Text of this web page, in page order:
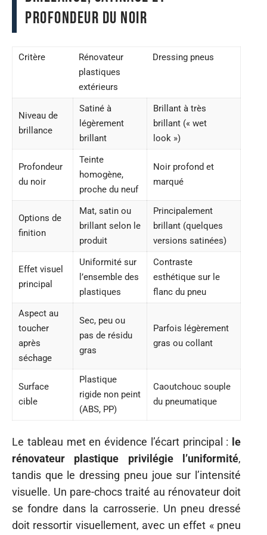
profondeur du noir
Critère
Rénovateur
plastiques
extérieurs
Dressing pneus
Niveau de
brillance
Satiné à
légèrement
brillant
Brillant à très
brillant (« wet
look »)
Profondeur
du noir
Teinte
homogène,
proche du neuf
Noir profond et
marqué
Options de
finition
Mat, satin ou
brillant selon le
produit
Principalement
brillant (quelques
versions satinées)
Effet visuel
principal
Uniformité sur
l’ensemble des
plastiques
Contraste
esthétique sur le
flanc du pneu
Aspect au
toucher
après
séchage
Sec, peu ou
pas de résidu
gras
Parfois légèrement
gras ou collant
Surface
cible
Plastique
rigide non peint
(ABS, PP)
Caoutchouc souple
du pneumatique
Le tableau met en évidence l’écart principal : le
rénovateur plastique privilégie l’uniformité,
tandis que le dressing pneu joue sur l’intensité
visuelle. Un pare-chocs traité au rénovateur doit
se fondre dans la carrosserie. Un pneu dressé
doit ressortir visuellement, avec un effet « pneu